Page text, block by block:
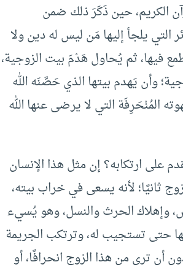
الكريم، حين ذَكَرَ ذلك ضمن
مِنَ النِّسَاءِ) (النساء: 24) ومن الكبائر التي يلجأ إليها مَن ليس له دين ولا
فيها، ثم يُحاول هَدْمَ بيت الزوجية،
وأن يَهدم بيتها الذي حَصَّنَه الله
المُنْحَرِفَة التي لا يرضى عنها الله
ارتكابه؟ إن مثل هذا الإنسان
ثانيًا؛ لأنه يسعى في خراب بيته،
وإهلاك الحرث والنسل، وهو يُسيء
حتى تستجيب له، وترتكب الجريمة
أن ترى من هذا الزوج انحرافًا، أو